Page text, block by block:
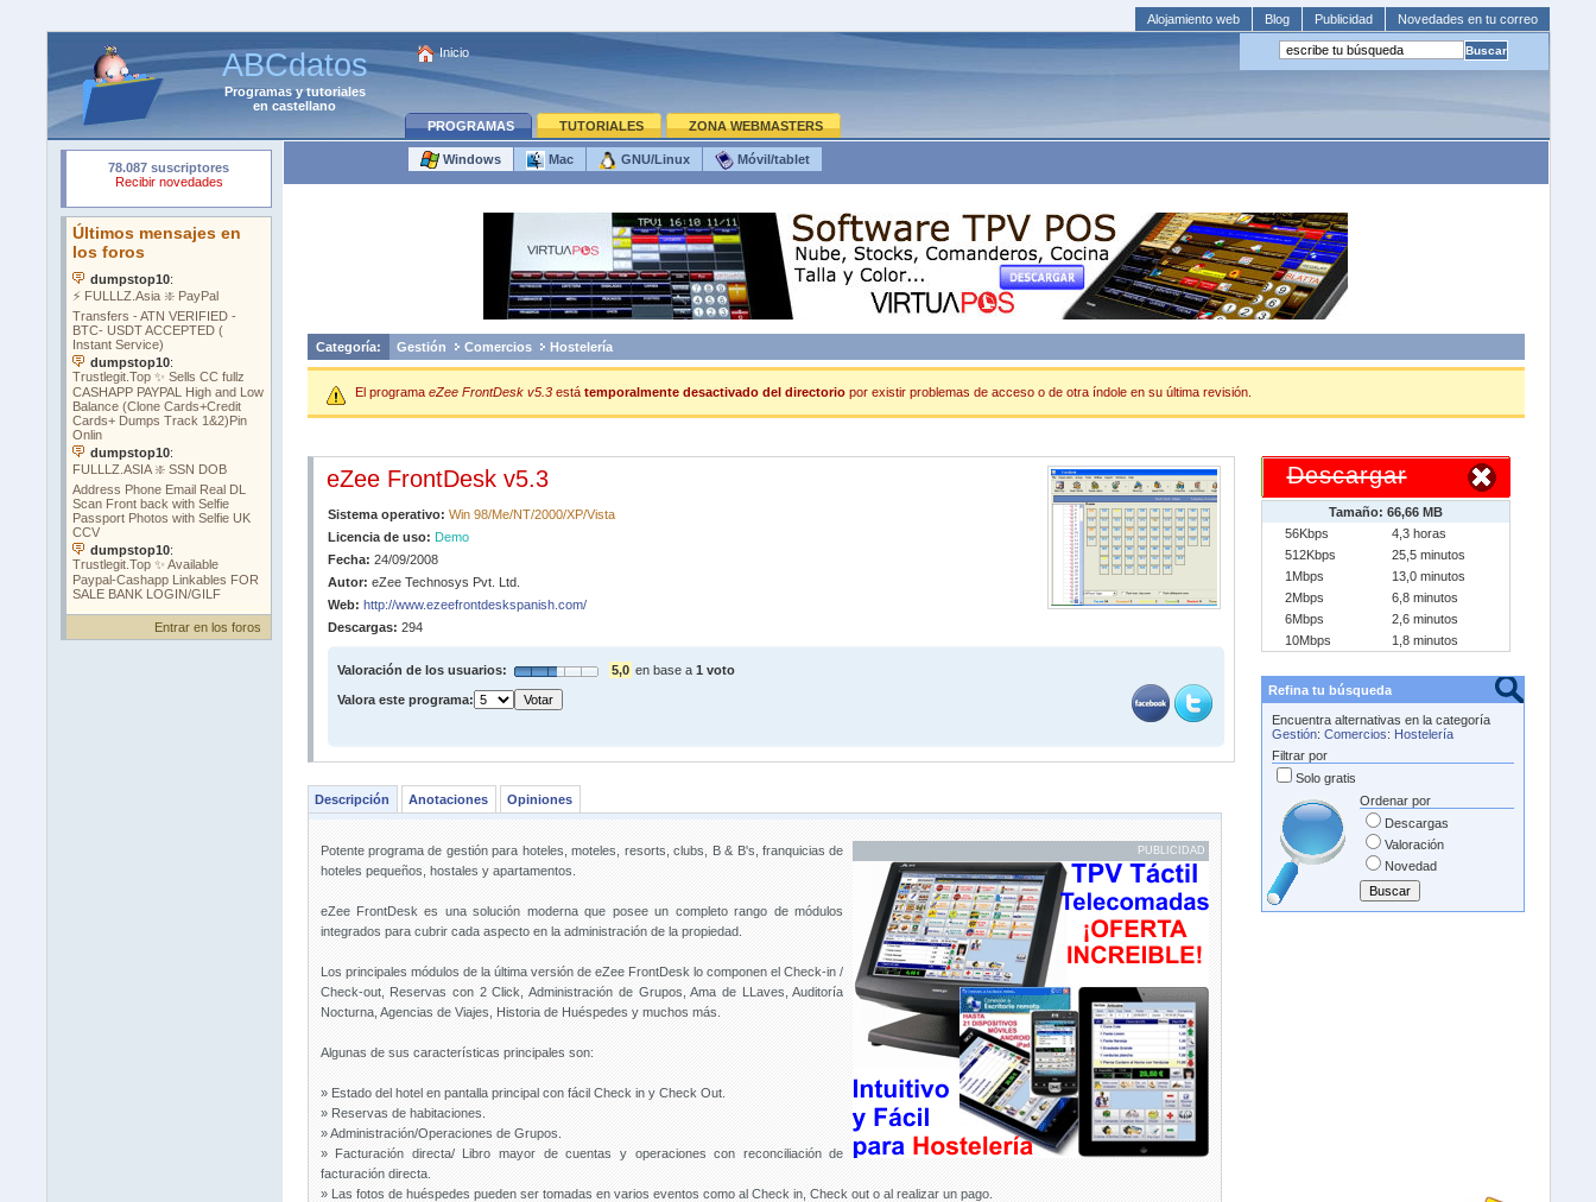
Alojamiento web Blog Publicidad Novedades en tu correo
ABCdatos
Programasytutoriales
en castellano
Inicio
PROGRAMAS TUTORIALES ZONA WEBMASTERS
Entrar en los foros
Windows Mac GNU/Linux Móvil/tablet
Categoría: Gestión Comercios Hostelería
El programa eZee FrontDesk v5.3está temporalmente desactivado del directoriopor existir problemas de acceso o de otra índole en su última revisión.
eZee FrontDesk v5.3
Sistema operativo: Win 98/Me/NT/2000/XP/Vista
Licencia de uso: Demo
Fecha: 24/09/2008
Autor: eZee Technosys Pvt. Ltd.
Web: http://www.ezeefrontdeskspanish.com/
Descargas: 294
Valoración de los usuarios: 5,0 en base a 1 voto
Valora este programa:
Descripción Anotaciones Opiniones
PUBLICIDAD
Potente programa de gestión para hoteles, moteles, resorts, clubs, B & B's, franquicias de
hoteles pequeños, hostales y apartamentos.
eZee FrontDesk es una solución moderna que posee un completo rango de módulos
integrados para cubrir cada aspecto en la administración de la propiedad.
Los principales módulos de la última versión de eZee FrontDesk lo componen el Check-in /
Check-out, Reservas con 2 Click, Administración de Grupos, Ama de LLaves, Auditoría
Nocturna, Agencias de Viajes, Historia de Huéspedes y muchos más.
Algunas de sus características principales son:
» Estado del hotel en pantalla principal con fácil Check in y Check Out.
» Reservas de habitaciones.
» Administración/Operaciones de Grupos.
» Facturación directa/ Libro mayor de cuentas y operaciones con reconciliación de
facturación directa.
» Las fotos de huéspedes pueden ser tomadas en varios eventos como al Check in, Check out o al realizar un pago.
Descargar
Tamaño: 66,66 MB
56Kbps
4,3 horas
512Kbps
25,5 minutos
1Mbps
13,0 minutos
2Mbps
6,8 minutos
6Mbps
2,6 minutos
10Mbps
1,8 minutos
Refina tu búsqueda
Encuentra alternativas en la categoría
Gestión: Comercios: Hostelería
Filtrar por
Solo gratis
Ordenar por
Descargas
Valoración
Novedad